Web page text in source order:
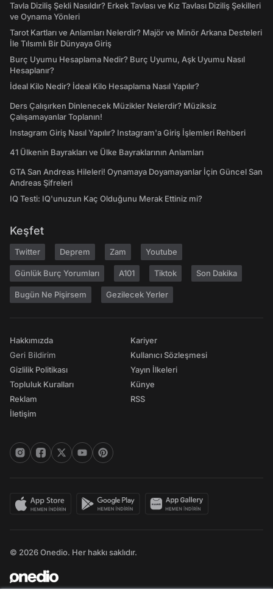
Tavla Diziliş Şekli Nasıldır? Erkek Tavlası ve Kız Tavlası Diziliş Şekilleri
ve Oynama Yönleri
Tarot Kartları ve Anlamları Nelerdir? Majör ve Minör Arkana Desteleri
İle Tılsımlı Bir Dünyaya Giriş
Burç Uyumu Hesaplama Nedir? Burç Uyumu, Aşk Uyumu Nasıl
Hesaplanır?
İdeal Kilo Nedir? İdeal Kilo Hesaplama Nasıl Yapılır?
Ders Çalışırken Dinlenecek Müzikler Nelerdir? Müziksiz
Çalışamayanlar Toplanın!
Instagram Giriş Nasıl Yapılır? Instagram'a Giriş İşlemleri Rehberi
41 Ülkenin Bayrakları ve Ülke Bayraklarının Anlamları
GTA San Andreas Hileleri! Oynamaya Doyamayanlar İçin Güncel San
Andreas Şifreleri
IQ Testi: IQ'unuzun Kaç Olduğunu Merak Ettiniz mi?
Keşfet
Twitter Deprem Zam Youtube
Günlük Burç Yorumları A101 Tiktok Son Dakika
Bugün Ne Pişirsem Gezilecek Yerler
Hakkımızda
Geri Bildirim
Gizlilik Politikası
Topluluk Kuralları
Reklam
İletişim
Kariyer
Kullanıcı Sözleşmesi
Yayın İlkeleri
Künye
RSS
© 2026 Onedio. Her hakkı saklıdır.